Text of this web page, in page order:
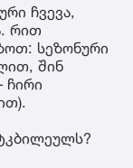
ჩვევა,
რით
სეზონური
შინ
ჩირი